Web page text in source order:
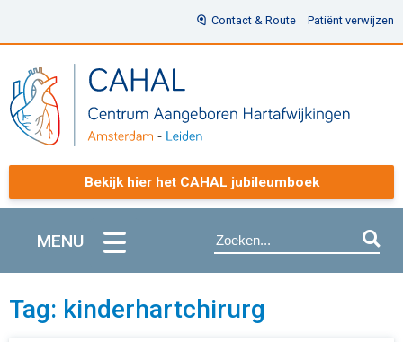
Contact & Route Patiënt verwijzen
Bekijk hier het CAHAL jubileumboek
MENU
Tag: kinderhartchirurg